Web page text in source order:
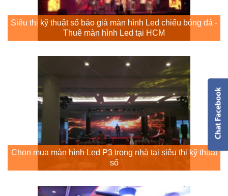
Siêu thị kỹ thuật số báo giá màn hình Led chiếu bóng đá -
Thuê màn hình Led tại HCM
Chọn mua màn hình Led P3 trong nhà tại siêu thị kỹ thuật
số